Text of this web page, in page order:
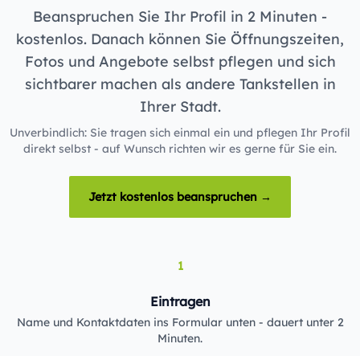
Beanspruchen Sie Ihr Profil in 2 Minuten -
kostenlos. Danach können Sie Öffnungszeiten,
Fotos und Angebote selbst pflegen und sich
sichtbarer machen als andere Tankstellen in
Ihrer Stadt.
Unverbindlich: Sie tragen sich einmal ein und pflegen Ihr Profil
direkt selbst - auf Wunsch richten wir es gerne für Sie ein.
Jetzt kostenlos beanspruchen →
1
Eintragen
Name und Kontaktdaten ins Formular unten - dauert unter 2
Minuten.